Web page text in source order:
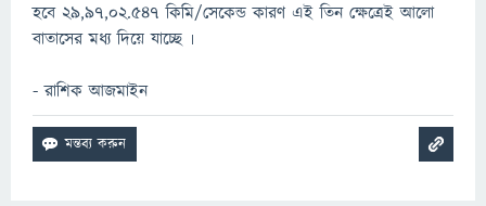
হবে 29,97,02.547 কিমি/সেকেন্ড কারণ এই তিন ক্ষেত্রেই আলো
বাতাসের মধ্য দিয়ে যাচ্ছে ৷
- রাশিক আজমাইন